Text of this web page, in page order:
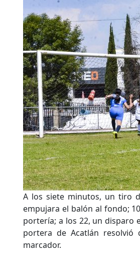
A los siete minutos, un tiro
empujara el balón al fondo;
portería; a los 22, un disparo
portera de Acatlán
marcador.